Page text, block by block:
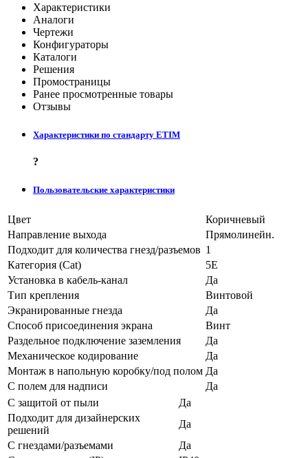
Характеристики
Аналоги
Чертежи
Конфигураторы
Каталоги
Решения
Промостраницы
Ранее просмотренные товары
Отзывы
Характеристики по стандарту ETIM
?
Пользовательские характеристики
Цвет
Коричневый
Направление выхода
Прямолинейн.
Подходит для количества гнезд/разъемов 1
Категория (Cat)
5E
Установка в кабель-канал
Да
Тип крепления
Винтовой
Экранированные гнезда
Да
Способ присоединения экрана
Винт
Раздельное подключение заземления
Да
Механическое кодирование
Да
Монтаж в напольную коробку/под полом Да
С полем для надписи
Да
С защитой от пыли
Да
Подходит для дизайнерских
решений
Да
С гнездами/разъемами
Да